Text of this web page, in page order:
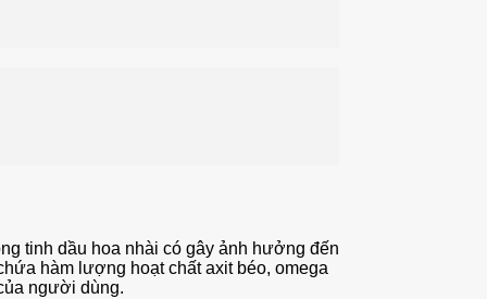
tinh dầu hoa nhài có gây ảnh hưởng đến
hàm lượng hoạt chất axit béo, omega
người dùng.